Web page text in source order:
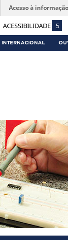
ACESSIBILIDADE 5
Acesso à informação
INTERNACIONAL